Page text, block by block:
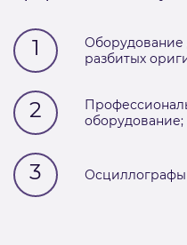
1
Оборудование
разбитых
2
оборудование;
3